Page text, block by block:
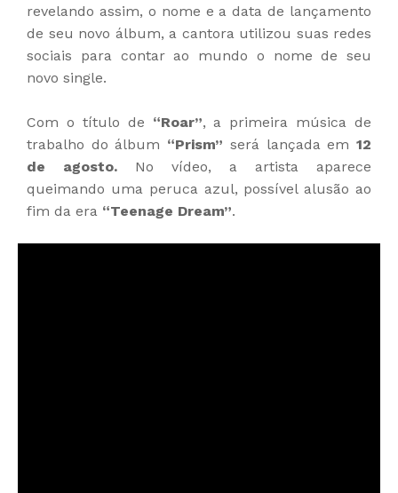
revelando assim, o nome e a data de lançamento
de seu novo álbum, a cantora utilizou suas redes
sociais para contar ao mundo o nome de seu
novo single.
Com o título de “Roar”, a primeira música de
trabalho do álbum “Prism” será lançada em12
de agosto. No vídeo, a artista aparece
queimando uma peruca azul, possível alusão ao
fim da era “Teenage Dream”.